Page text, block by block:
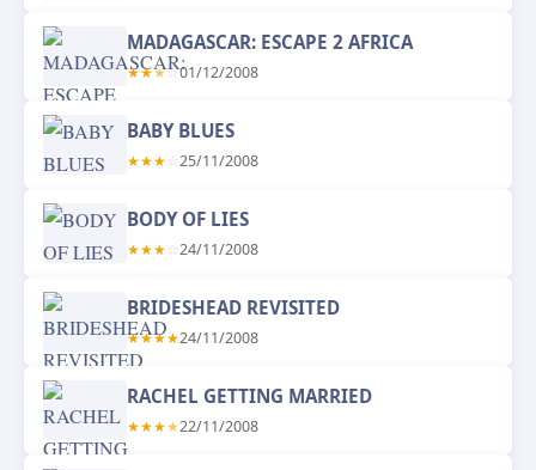
MADAGASCAR: ESCAPE 2 AFRICA
★★★☆01/12/2008
BABY BLUES
★★★ ☆25/11/2008
BODY OF LIES
★★★ ☆24/11/2008
BRIDESHEAD REVISITED
★★★★24/11/2008
RACHEL GETTING MARRIED
★★★★22/11/2008